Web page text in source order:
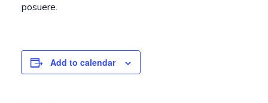
posuere.
Add to calendar